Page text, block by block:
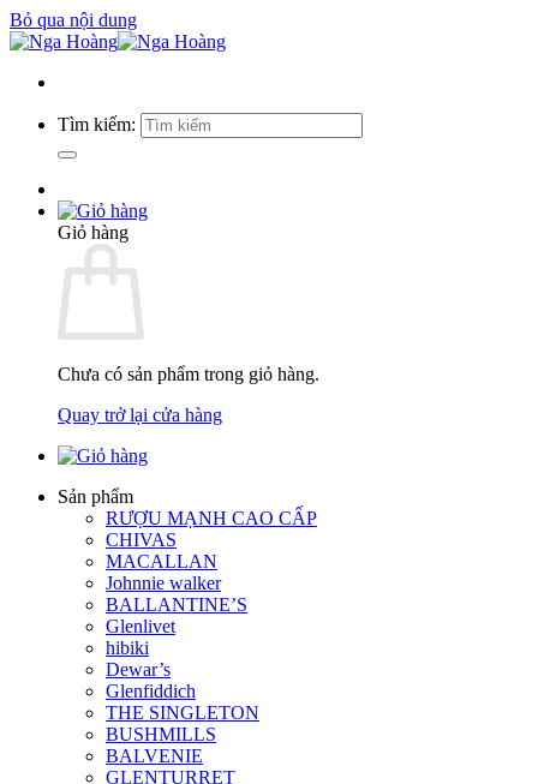
Bỏ qua nội dung
Tìm kiếm:
Giỏ hàng
Chưa có sản phẩm trong giỏ hàng.
Quay trở lại cửa hàng
Sản phẩm
RƯỢU MẠNH CAO CẤP
CHIVAS
MACALLAN
Johnnie walker
BALLANTINE’S
Glenlivet
hibiki
Dewar’s
Glenfiddich
THE SINGLETON
BUSHMILLS
BALVENIE
GLENTURRET